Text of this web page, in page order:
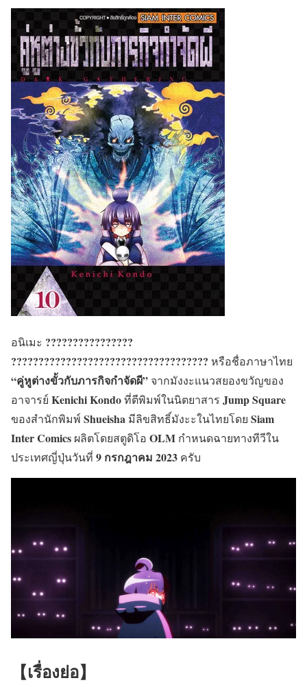
อนิเมะ ????????????????
???????????????????????????????????? หรือชื่อภาษาไทย
“คู่หูต่างขั้วกับภารกิจกำจัดผี” จากมังงะแนวสยองขวัญของ
อาจารย์ Kenichi Kondoที่ตีพิมพ์ในนิตยาสาร Jump Square
ของสำนักพิมพ์ Shueisha มีลิขสิทธิ์มังะะในไทยโดย Siam
Inter Comics ผลิตโดยสตูดิโอ OLM กำหนดฉายทางทีวีใน
ประเทศญี่ปุ่นวันที่ 9 กรกฎาคม 2023 ครับ
【เรื่องย่อ】